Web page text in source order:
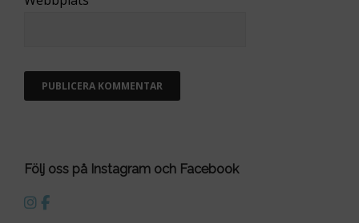
Följ oss på Instagram och Facebook